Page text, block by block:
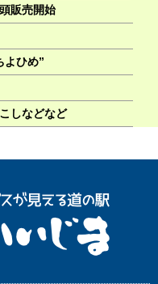
販売開始
よひめ”
しなどなど